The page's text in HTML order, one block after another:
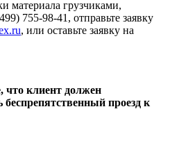
материала грузчиками,
755-98-41, отправьте заявку
, или оставьте заявку на
клиент должен
беспрепятственный проезд к